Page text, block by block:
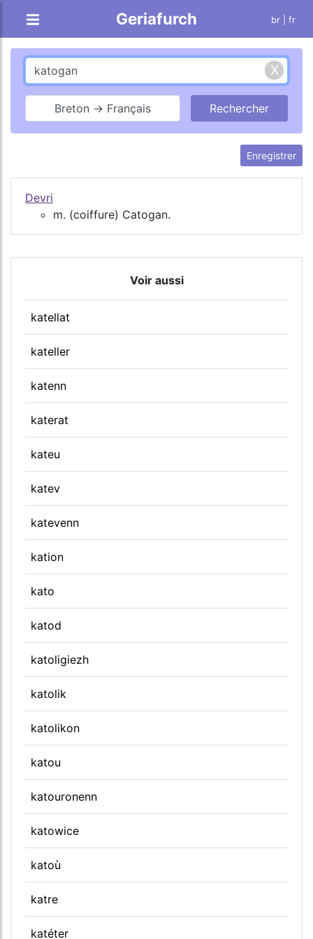
Geriafurch br | fr
Breton → Français
Enregistrer
Devri
m. (coiffure) Catogan.
Voir aussi
katellat
kateller
katenn
katerat
kateu
katev
katevenn
kation
kato
katod
katoligiezh
katolik
katolikon
katou
katouronenn
katowice
katoù
katre
katéter